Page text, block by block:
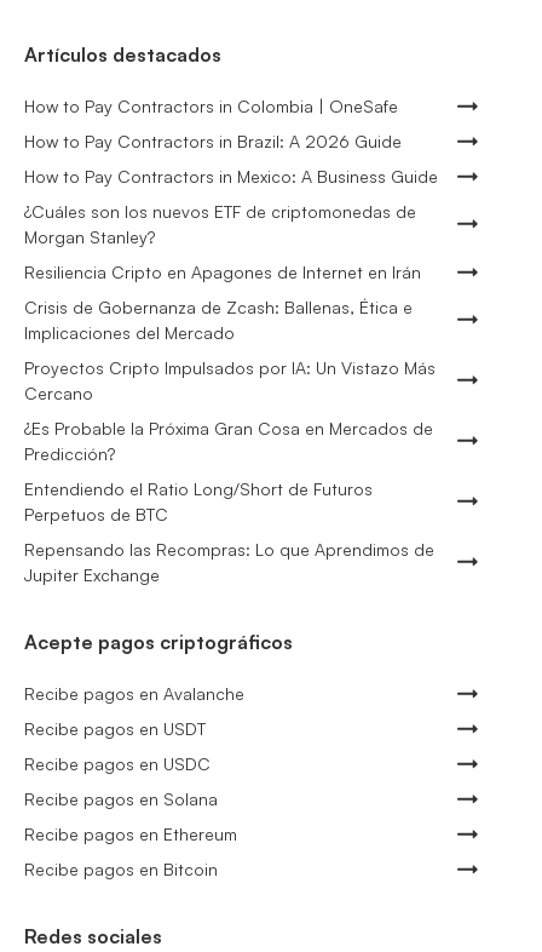
Artículos destacados
How to Pay Contractors in Colombia | OneSafe
How to Pay Contractors in Brazil: A 2026 Guide
How to Pay Contractors in Mexico: A Business Guide
¿Cuáles son los nuevos ETF de criptomonedas de
Morgan Stanley?
Resiliencia Cripto en Apagones de Internet en Irán
Crisis de Gobernanza de Zcash: Ballenas, Ética e
Implicaciones del Mercado
Proyectos Cripto Impulsados por IA: Un Vistazo Más
Cercano
¿Es Probable la Próxima Gran Cosa en Mercados de
Predicción?
Entendiendo el Ratio Long/Short de Futuros
Perpetuos de BTC
Repensando las Recompras: Lo que Aprendimos de
Jupiter Exchange
Acepte pagos criptográficos
Recibe pagos en Avalanche
Recibe pagos en USDT
Recibe pagos en USDC
Recibe pagos en Solana
Recibe pagos en Ethereum
Recibe pagos en Bitcoin
Redes sociales